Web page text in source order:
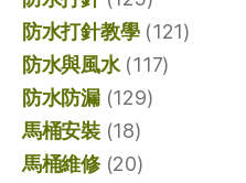
防水打針教學(121)
防水與風水(117)
防水防漏(129)
馬桶安裝(18)
馬桶維修(20)